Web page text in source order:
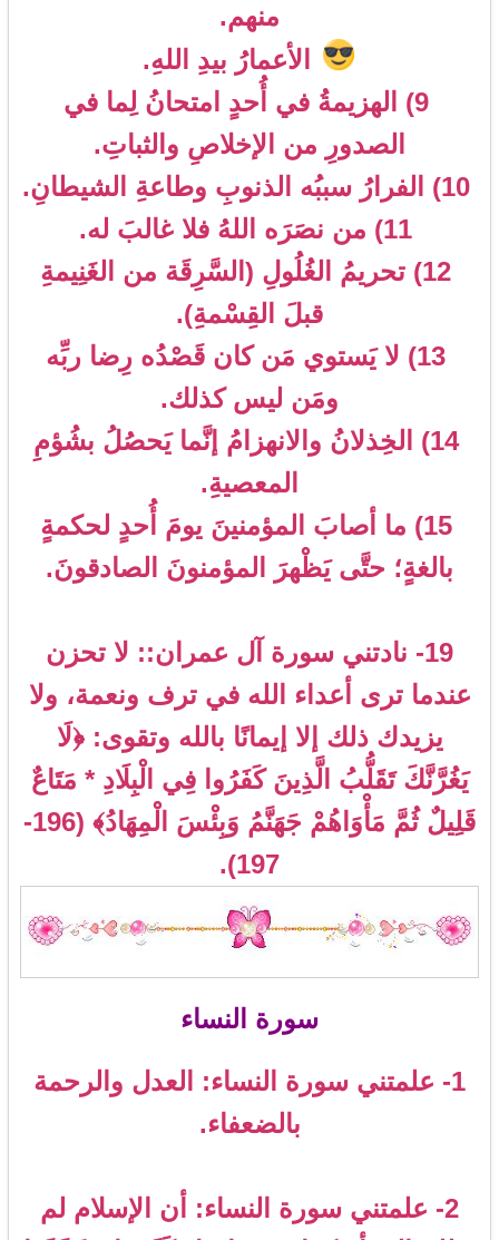
منهم.
الأعمارُ بيدِ اللهِ.
9) الهزيمةُ في أُحدٍ امتحانُ لِما في
الصدورِ من الإخلاصِ والثباتِ.
10) الفرارُ سببُه الذنوبِ وطاعةِ الشيطانِ.
12) تحريمُ الغُلُولِ (السَّرِقَة من الغَنِيمةِ
قبلَ القِسْمةِ).
13) لا يَستوي مَن كان قَصْدُه رِضا ربِّه
ومَن ليس كذلك.
14) الخِذلانُ والانهزامُ إنَّما يَحصُلُ بشُؤمِ
المعصيةِ.
15) ما أصابَ المؤمنينَ يومَ أُحدٍ لحكمةٍ
بالغةٍ؛ حتَّى يَظْهرَ المؤمنونَ الصادقونَ.
19- نادتني سورة آل عمران:: لا تحزن
عندما ترى أعداء الله في ترف ونعمة، ولا
يزيدك ذلك إلا إيمانًا بالله وتقوى: ﴿لَا
يَغُرَّنَّكَ تَقَلُّبُ الَّذِينَ كَفَرُوا فِي الْبِلَادِ * مَتَاعٌ
قَلِيلٌ ثُمَّ مَأْوَاهُمْ جَهَنَّمُ وَبِئْسَ الْمِهَادُ﴾ (196-
197).
سورة النساء
1- علمتني سورة النساء: العدل والرحمة
بالضعفاء.
2- علمتني سورة النساء: أن الإسلام لم